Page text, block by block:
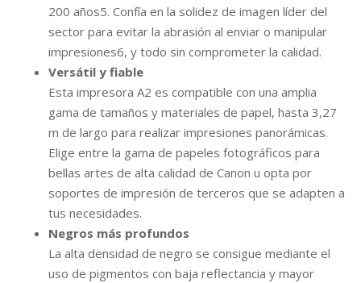
200 años5. Confía en la solidez de imagen líder del
sector para evitar la abrasión al enviar o manipular
impresiones6, y todo sin comprometer la calidad.
Versátil y fiable
Esta impresora A2 es compatible con una amplia
gama de tamaños y materiales de papel, hasta 3,27
m de largo para realizar impresiones panorámicas.
Elige entre la gama de papeles fotográficos para
bellas artes de alta calidad de Canon u opta por
soportes de impresión de terceros que se adapten a
tus necesidades.
Negros más profundos
La alta densidad de negro se consigue mediante el
uso de pigmentos con baja reflectancia y mayor